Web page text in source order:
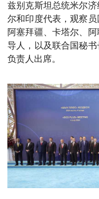
兹别克斯坦总统米尔
尔和印度代表，观察
阿塞拜疆、卡塔尔、
导人，以及联合国秘
负责人出席。